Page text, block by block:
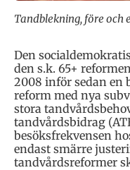
Tandblekning, före och
Den
den s.k. 65+
2008 inför sedan en
reform med nya
stora
tandvårdsbidrag
besöksfrekvensen
endast smärre
tandvårdsreformer